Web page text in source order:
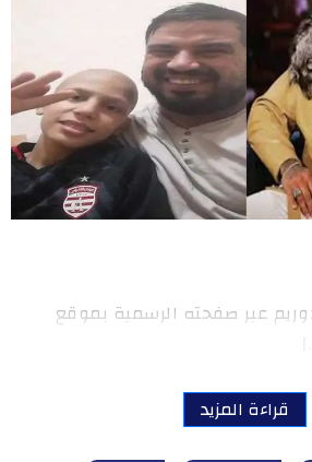
عبر صفحته الرسمية بموقع
قراءة المزيد